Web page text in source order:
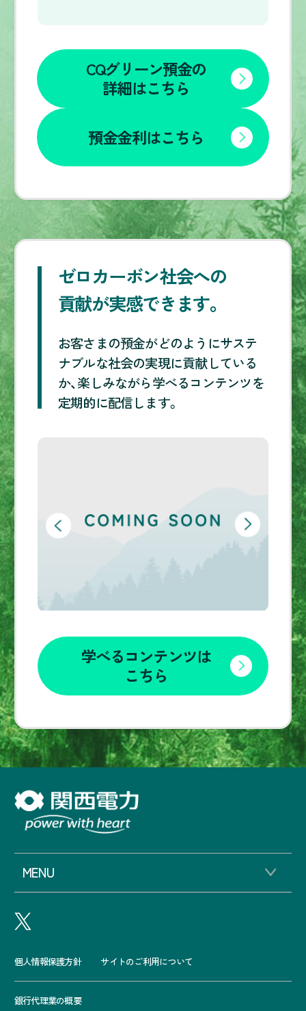
CQグリーン預金の
詳細はこちら
預金金利はこちら
ゼロカーボン社会への
貢献が実感できます。
お客さまの預金がどのようにサステ
ナブルな社会の実現に貢献している
か、楽しみながら学べるコンテンツを
定期的に配信します。
学べるコンテンツは
こちら
MENU
個人情報保護方針 サイトのご利用について
銀行代理業の概要